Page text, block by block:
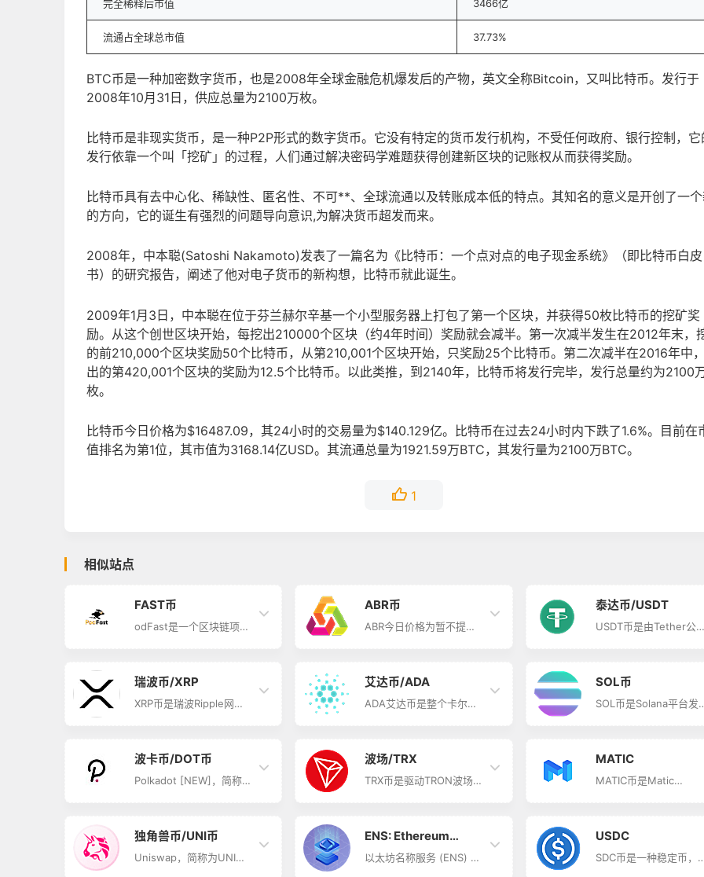
完全稀释后市值 3466亿
流通占全球总市值 37.73%
BTC币是一种加密数字货币，也是2008年全球金融危机爆发后的产物，英文全称Bitcoin，又叫比特币。发行于
2008年10月31日，供应总量为2100万枚。
比特币是非现实货币，是一种P2P形式的数字货币。它没有特定的货币发行机构，不受任何政府、银行控制，它
发行依靠一个叫「挖矿」的过程，人们通过解决密码学难题获得创建新区块的记账权从而获得奖励。
比特币具有去中心化、稀缺性、匿名性、不可**、全球流通以及转账成本低的特点。其知名的意义是开创了一
的方向，它的诞生有强烈的问题导向意识,为解决货币超发而来。
2008年，中本聪(Satoshi Nakamoto)发表了一篇名为《比特币：一个点对点的电子现金系统》（即比特币白皮
书）的研究报告，阐述了他对电子货币的新构想，比特币就此诞生。
2009年1月3日，中本聪在位于芬兰赫尔辛基一个小型服务器上打包了第一个区块，并获得50枚比特币的挖矿奖
励。从这个创世区块开始，每挖出210000个区块（约4年时间）奖励就会减半。第一次减半发生在2012年末，
的前210,000个区块奖励50个比特币，从第210,001个区块开始，只奖励25个比特币。第二次减半在2016年中
出的第420,001个区块的奖励为12.5个比特币。以此类推，到2140年，比特币将发行完毕，发行总量约为2100
枚。
比特币今日价格为$16487.09，其24小时的交易量为$140.129亿。比特币在过去24小时内下跌了1.6%。目前在
值排名为第1位，其市值为3168.14亿USD。其流通总量为1921.59万BTC，其发行量为2100万BTC。
1
相似站点
FAST币
odFast是一个区块链项
易量为暂不提供。FAST在
过去24小时内无增减变
化。其市值为暂不提供。
ABR币
ABR今日价格为暂不提
值为暂不提供。其流通总
量为暂不提供，其发行量
为100000万ABR。
泰达币/USDT
USDT币是由Tether公
Tether USD，又叫泰达
币。USDT币在2015年2
月发布，并先后在
Tether 公司在《Tether
白皮书：一种利用比特
区块链交易的法币代币
中定义为：“Tethers，
瑞波币/XRP
XRP币是瑞波Ripple网络
Labs（前身OpenCoin）
公司发行的虚拟货币。英
文全称Ripple Credits，
（XRP）是世界上第一个
开放的支付网络，支持任
意货币转账，包括美元、
欧元、人民币、日元或者
艾达币/ADA
ADA艾达币是整个卡尔达
应总量为
45,000,000,000 ADA。
ADA艾达币总量45亿，其
15亿个ADA币剩余将会不
断发放。 Cardano 项目
始于 2015 年，也是一个
区块链开发平台，是第一
SOL币
SOL币是Solana平台发
和Dropbox工程师于
年底创立，是一种单链
托权益证明协议，其重
的核心是名为“历史证明
（PoH）”的分散式时钟
旨在解决分布式网络中
有单个可信赖时间源的
波卡币/DOT币
Polkadot [NEW]，简称
区投票通过DOT拆分100
倍方案。这个是已拆分
100倍的DOT。
波场/TRX
TRX币是驱动TRON波场
叫波场币。发行于2017年
7月1日，供应总量为
99,214,066,142 TRX。
MATIC
MATIC币是Matic
10,000,000,000
MATIC。 Matic
是一个第二层扩展性平
独角兽币/UNI币
Uniswap，简称为UNI
ENS: Ethereum
Name Service
以太坊名称服务 (ENS) 域
USDC
SDC币是一种稳定币，